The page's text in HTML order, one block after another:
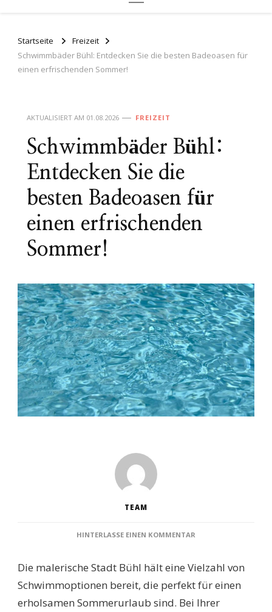
Startseite
Freizeit
Schwimmbäder Bühl: Entdecken Sie die besten Badeoasen für
einen erfrischenden Sommer!
AKTUALISIERT AM 01.08.2026 FREIZEIT
Schwimmbäder Bühl:
Entdecken Sie die
besten Badeoasen für
einen erfrischenden
Sommer!
TEAM
HINTERLASSE EINEN KOMMENTAR
ENTDECKEN
SIE
DIE
BESTEN
Die malerische Stadt Bühl hält eine Vielzahl von
Schwimmoptionen bereit, die perfekt für einen
erholsamen Sommerurlaub sind. Bei Ihrer